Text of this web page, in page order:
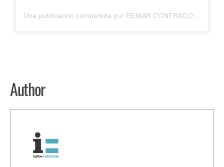
Una publicación compartida por REMAR CONTRACORRIENTE (@remar.contracorriente)
Author